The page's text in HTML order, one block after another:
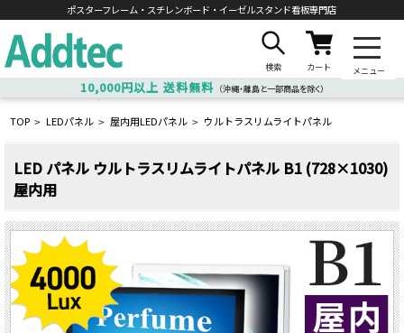
ポスターフレーム・スチレンボード・ イーゼルスタンド看板専門店
検索 カート メニュー
10,000円以上 送料無料 （沖縄・離島と一部商品を除く）
TOP > LEDパネル > 屋内用LEDパネル > ウルトラスリムライトパネル
LED パネル ウルトラスリムライトパネル B1 (728×1030)
屋内用